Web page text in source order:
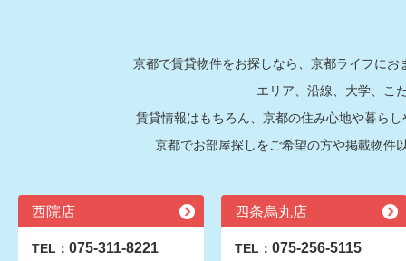
京都で賃貸物件をお探しなら、京都ライフに
エリア、沿線、大学、こ
賃貸情報はもちろん、京都の住み心地や暮ら
京都でお部屋探しをご希望の方や掲載物件
西院店
TEL： 075-311-8221
四条烏丸店
TEL： 075-256-5115